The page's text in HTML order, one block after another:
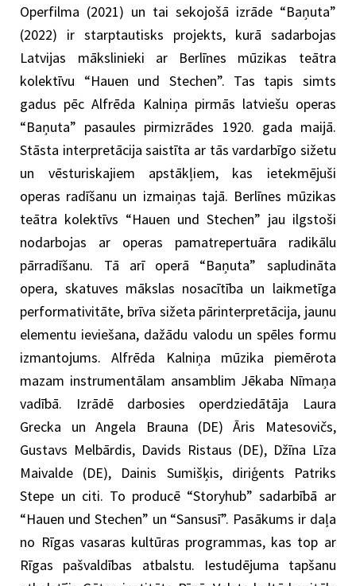
Operfilma (2021) un tai sekojošā izrāde “Baņuta”
(2022) ir starptautisks projekts, kurā sadarbojas
Latvijas mākslinieki ar Berlīnes mūzikas teātra
kolektīvu “Hauen und Stechen”. Tas tapis simts
gadus pēc Alfrēda Kalniņa pirmās latviešu operas
“Baņuta” pasaules pirmizrādes 1920. gada maijā.
Stāsta interpretācija saistīta ar tās vardarbīgo sižetu
un vēsturiskajiem apstākļiem, kas ietekmējuši
operas radīšanu un izmaiņas tajā. Berlīnes mūzikas
teātra kolektīvs “Hauen und Stechen” jau ilgstoši
nodarbojas ar operas pamatrepertuāra radikālu
pārradīšanu. Tā arī operā “Baņuta” sapludināta
opera, skatuves mākslas nosacītība un laikmetīga
performativitāte, brīva sižeta pārinterpretācija, jaunu
elementu ieviešana, dažādu valodu un spēles formu
izmantojums. Alfrēda Kalniņa mūzika piemērota
mazam instrumentālam ansamblim Jēkaba Nīmaņa
vadībā. Izrādē darbosies operdziedātāja Laura
Grecka un Angela Brauna (DE) Āris Matesovičs,
Gustavs Melbārdis, Davids Ristaus (DE), Džīna Līza
Maivalde (DE), Dainis Sumišķis, diriģents Patriks
Stepe un citi. To producē “Storyhub” sadarbībā ar
“Hauen und Stechen” un “Sansusī”. Pasākums ir daļa
no Rīgas vasaras kultūras programmas, kas top ar
Rīgas pašvaldības atbalstu. Iestudējuma tapšanu